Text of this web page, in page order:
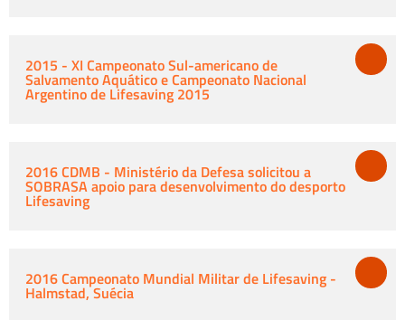
2015 - XI Campeonato Sul-americano de
Salvamento Aquático e Campeonato Nacional
Argentino de Lifesaving 2015
2016 CDMB - Ministério da Defesa solicitou a
SOBRASA apoio para desenvolvimento do desporto
Lifesaving
2016 Campeonato Mundial Militar de Lifesaving -
Halmstad, Suécia